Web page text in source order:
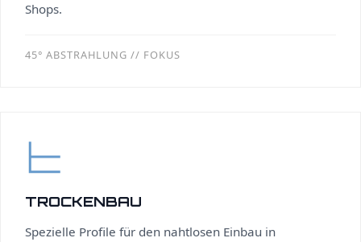
Shops.
45° ABSTRAHLUNG // FOKUS
TROCKENBAU
Spezielle Profile für den nahtlosen Einbau in